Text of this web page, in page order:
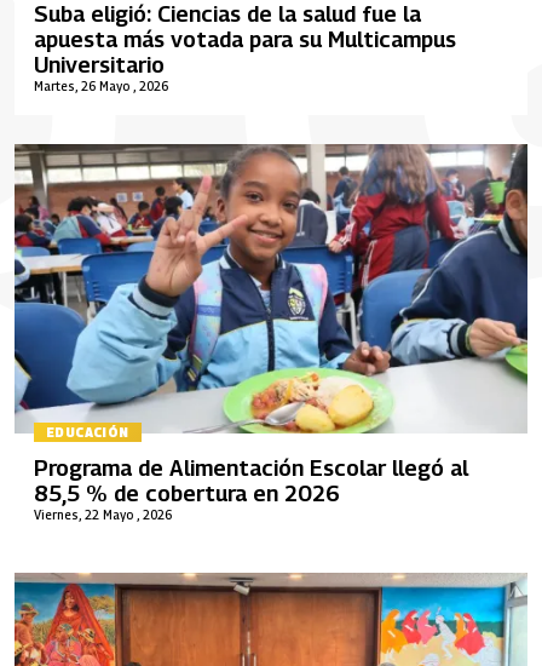
Martes, 26 Mayo , 2026
Suba eligió: Ciencias de la salud fue la
apuesta más votada para su Multicampus
Universitario
EDUCACIÓN
Viernes, 22 Mayo , 2026
Programa de Alimentación Escolar llegó al
85,5 % de cobertura en 2026